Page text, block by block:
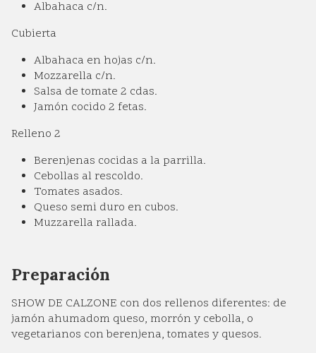
Albahaca c/n.
Cubierta
Albahaca en hojas c/n.
Mozzarella c/n.
Salsa de tomate 2 cdas.
Jamón cocido 2 fetas.
Relleno 2️
Berenjenas cocidas a la parrilla.
Cebollas al rescoldo.
Tomates asados.
Queso semi duro en cubos.
Muzzarella rallada.
Preparación
SHOW DE CALZONE con dos rellenos diferentes: de
jamón ahumadom queso, morrón y cebolla, o
vegetarianos con berenjena, tomates y quesos.